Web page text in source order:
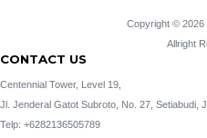
Copyright ©
Allright
CONTACT US
Centennial Tower, Level 19,
Jl. Jenderal Gatot Subroto, No. 27, Setiabudi,
Telp: +6282136505789